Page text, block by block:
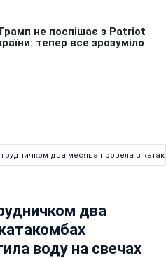
два месяца провела в
два
воду на свечах